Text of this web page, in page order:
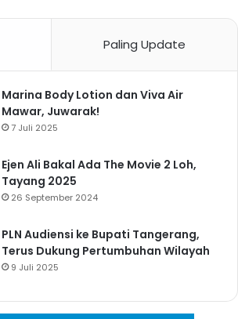
Paling Update
Marina Body Lotion dan Viva Air
Mawar, Juwarak!
7 Juli 2025
Ejen Ali Bakal Ada The Movie 2 Loh,
Tayang 2025
26 September 2024
PLN Audiensi ke Bupati Tangerang,
Terus Dukung Pertumbuhan Wilayah
9 Juli 2025